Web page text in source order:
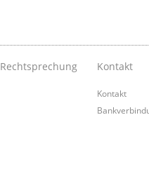
Rechtsprechung Kontakt
Kontakt